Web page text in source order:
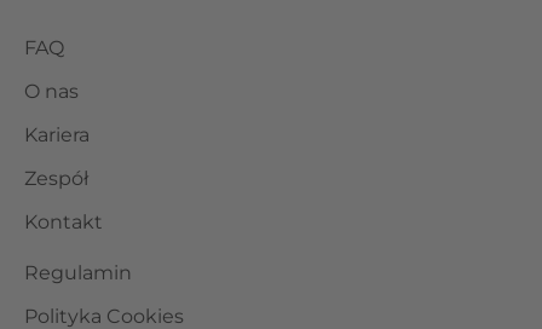
FAQ
O nas
Kariera
Zespół
Kontakt
Regulamin
Polityka Cookies